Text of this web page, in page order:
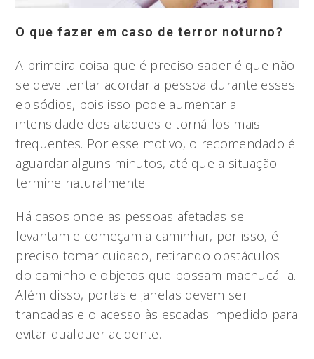
O que fazer em caso de terror noturno?
A primeira coisa que é preciso saber é que não
se deve tentar acordar a pessoa durante esses
episódios, pois isso pode aumentar a
intensidade dos ataques e torná-los mais
frequentes. Por esse motivo, o recomendado é
aguardar alguns minutos, até que a situação
termine naturalmente.
Há casos onde as pessoas afetadas se
levantam e começam a caminhar, por isso, é
preciso tomar cuidado, retirando obstáculos
do caminho e objetos que possam machucá-la.
Além disso, portas e janelas devem ser
trancadas e o acesso às escadas impedido para
evitar qualquer acidente.